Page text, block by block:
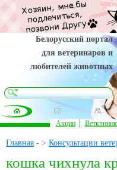
Белорусский портал
для ветеринаров и
любителей животных
Главная - > Консультации
кошка чихнула
Акции